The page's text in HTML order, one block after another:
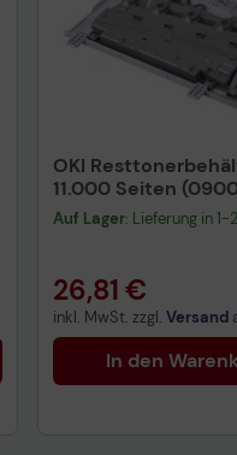
OKI
11.000 Seiten
Auf Lager: Lieferung in
26,81 €
inkl. MwSt. zzgl. Versand
In den